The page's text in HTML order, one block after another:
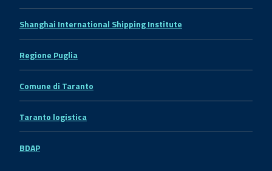
Shanghai International Shipping Institute
Regione Puglia
Comune di Taranto
Taranto logistica
BDAP